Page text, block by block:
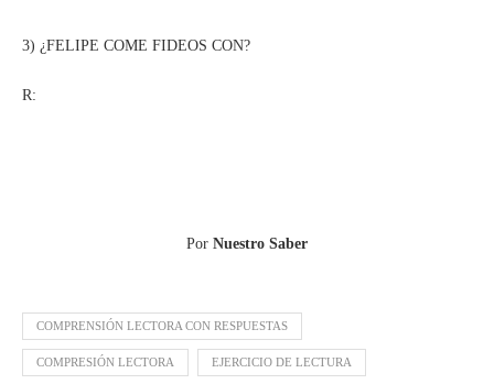
3) ¿FELIPE COME FIDEOS CON?
R:
Por Nuestro Saber
COMPRENSIÓN LECTORA CON RESPUESTAS
COMPRESIÓN LECTORA EJERCICIO DE LECTURA